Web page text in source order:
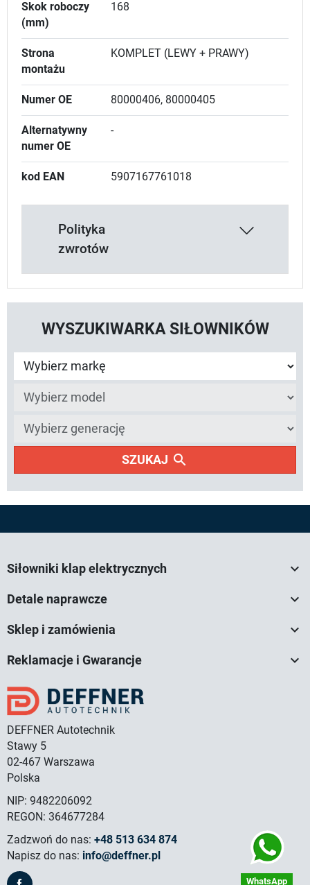
Skok roboczy
(mm)
168
Strona
montażu
KOMPLET (LEWY + PRAWY)
Numer OE 80000406, 80000405
Alternatywny
numer OE
-
kod EAN 5907167761018
Polityka
zwrotów
WYSZUKIWARKA SIŁOWNIKÓW
SZUKAJ search
Siłowniki klap elektrycznych 
Detale naprawcze 
Sklep i zamówienia 
Reklamacje i Gwarancje 
DEFFNER Autotechnik
Stawy 5
02-467 Warszawa
Polska
NIP: 9482206092
REGON: 364677284
Zadzwoń do nas: +48 513 634 874
Napisz do nas: info@deffner.pl
WhatsApp